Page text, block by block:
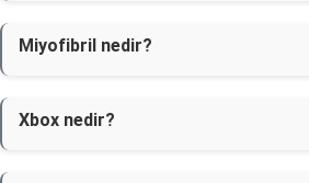
Miyofibril nedir?
Xbox nedir?